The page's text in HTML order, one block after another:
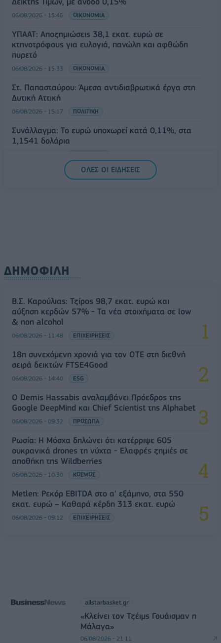
06/08/2026 - 15:46 ΟΙΚΟΝΟΜΙΑ
ΥΠΑΑΤ: Αποζημιώσεις 38,1 εκατ. ευρώ σε
κτηνοτρόφους για ευλογιά, πανώλη και αφθώδη
πυρετό
06/08/2026 - 15:33 ΟΙΚΟΝΟΜΙΑ
Στ. Παπασταύρου: Άμεσα αντιδιαβρωτικά έργα στη
Δυτική Αττική
06/08/2026 - 15:17 ΠΟΛΙΤΙΚΗ
Συνάλλαγμα: Το ευρώ υποχωρεί κατά 0,11%, στα
1,1541 δολάρια
ΟΛΕΣ ΟΙ ΕΙΔΗΣΕΙΣ
ΔΗΜΟΦΙΛΗ
Β.Σ. Καρούλιας: Τζίρος 98,7 εκατ. ευρώ και
αύξηση κερδών 57% - Τα νέα στοιχήματα σε low
& non alcohol
06/08/2026 - 11:48 ΕΠΙΧΕΙΡΗΣΕΙΣ
18η συνεχόμενη χρονιά για τον ΟΤΕ στη διεθνή
σειρά δεικτών FTSE4Good
06/08/2026 - 14:40 ESG
Ο Demis Hassabis αναλαμβάνει Πρόεδρος της
Google DeepMind και Chief Scientist της Alphabet
06/08/2026 - 09:32 ΠΡΟΣΩΠΑ
Ρωσία: Η Μόσχα δηλώνει ότι κατέρριψε 605
ουκρανικά drones τη νύχτα - Ελαφρές ζημιές σε
αποθήκη της Wildberries
06/08/2026 - 10:30 ΚΟΣΜΟΣ
Metlen: Ρεκόρ EBITDA στο α' εξάμηνο, στα 550
εκατ. ευρώ – Καθαρά κέρδη 313 εκατ. ευρώ
06/08/2026 - 09:12 ΕΠΙΧΕΙΡΗΣΕΙΣ
allstarbasket.gr
«Κλείνει τον Τζέιμς Γουάισμαν η
Μάλαγα»
06/08/2026 - 21:11